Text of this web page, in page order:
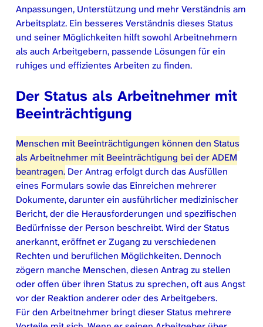
Anpassungen, Unterstützung und mehr Verständnis am
Arbeitsplatz. Ein besseres Verständnis dieses Status
und seiner Möglichkeiten hilft sowohl Arbeitnehmern
als auch Arbeitgebern, passende Lösungen für ein
ruhiges und effizientes Arbeiten zu finden.
Der Status als Arbeitnehmer mit
Beeinträchtigung
Menschen mit Beeinträchtigungen können den Status
als Arbeitnehmer mit Beeinträchtigung bei der ADEM
beantragen.Der Antrag erfolgt durch das Ausfüllen
eines Formulars sowie das Einreichen mehrerer
Dokumente, darunter ein ausführlicher medizinischer
Bericht, der die Herausforderungen und spezifischen
Bedürfnisse der Person beschreibt. Wird der Status
anerkannt, eröffnet er Zugang zu verschiedenen
Rechten und beruflichen Möglichkeiten. Dennoch
zögern manche Menschen, diesen Antrag zu stellen
oder offen über ihren Status zu sprechen, oft aus Angst
vor der Reaktion anderer oder des Arbeitgebers.
Für den Arbeitnehmer bringt dieser Status mehrere